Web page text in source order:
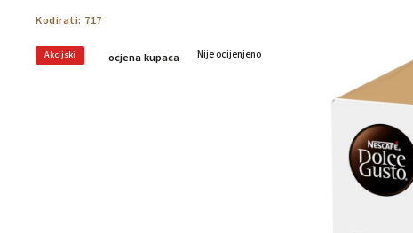
Kodirati: 717
Akcijski ocjena kupaca Nije ocijenjeno